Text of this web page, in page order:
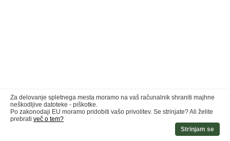
Za delovanje spletnega mesta moramo na vaš računalnik shraniti majhne
neškodljive datoteke - piškotke.
Po zakonodaji EU moramo pridobiti vašo privolitev. Se strinjate? Ali želite
prebrati več o tem?
Strinjam se